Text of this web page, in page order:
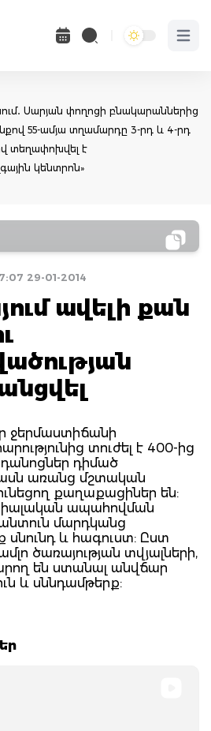
Open
Սարյան փողոցի բնակարաններից
55-ամյա տղամարդը 3-րդ և 4-րդ
տեղափոխվել է
կենտրոն»
29-01-2014
ավելի քան
ջերմաստիճանի
տուժել է 400-ից
դիմած
առանց մշտական
քաղաքացիներ են:
ապահովման
մարդկանց
և հագուստ: Ըստ
ծառայության տվյալների,
են ստանալ անվճար
և սննդամթերք: